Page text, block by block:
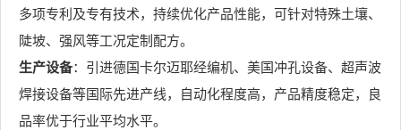
多项专利及专有技术，持续优化产品性能，可针对特殊土壤、
陡坡、强风等工况定制配方。
生产设备：引进德国卡尔迈耶经编机、美国冲孔设备、超声波
焊接设备等国际先进产线，自动化程度高，产品精度稳定，良
品率优于行业平均水平。